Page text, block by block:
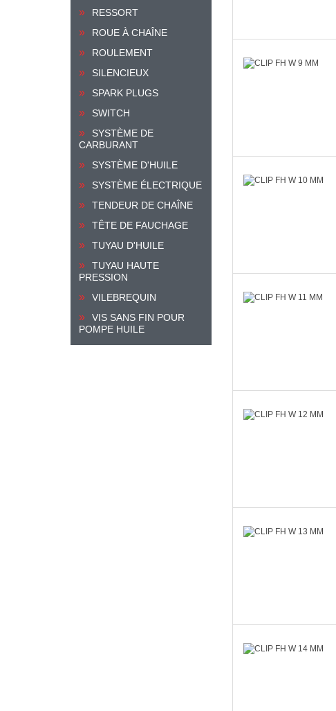
RESSORT
ROUE À CHAÎNE
ROULEMENT
SILENCIEUX
SPARK PLUGS
SWITCH
SYSTÈME DE
CARBURANT
SYSTÈME D'HUILE
SYSTÈME ÉLECTRIQUE
TENDEUR DE CHAÎNE
TÊTE DE FAUCHAGE
TUYAU D'HUILE
TUYAU HAUTE
PRESSION
VILEBREQUIN
VIS SANS FIN POUR
POMPE HUILE